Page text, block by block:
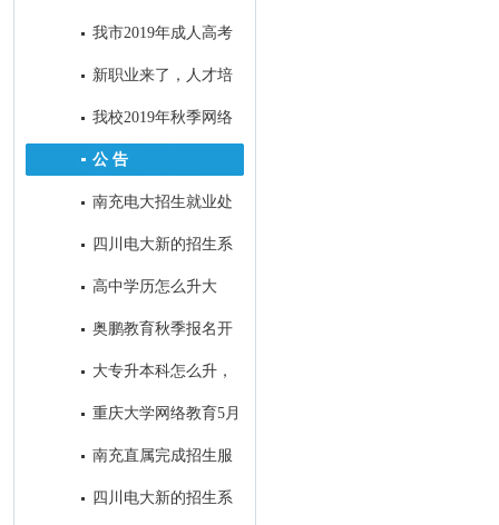
我市2019年成人高考
考试顺利结束
新职业来了，人才培
养咋跟上？
我校2019年秋季网络
教育招生顺利落下帷幕
公 告
南充电大招生就业处
2019年春季工作亮点
四川电大新的招生系
统今日定型
高中学历怎么升大
奥鹏教育秋季报名开
大专升本科怎么升，
大专生怎样考本科？
重庆大学网络教育5月
7号开始报名！
南充直属完成招生服
务中心建设
四川电大新的招生系